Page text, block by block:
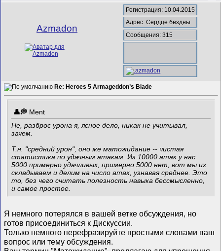
Azmadon
Регистрация: 10.04.2015
Адрес: Сердце бездны
Сообщения: 315
Re: Heroes 5 Armageddon’s Blade
Ment
Не, разброс урона я, ясное дело, никак не учитывал,
зачем.
Т.н. "средний урон", оно же матожидание -- чистая
статистика по удачным атакам. Из 10000 атак у нас
5000 примерно удачливых, примерно 5000 нет, вот мы их
складываем и делим на число атак, узнавая среднее. Это
то, без чего считать полезность навыка бессмысленно,
и самое простое.
Я немного потерялся в вашей ветке обсуждения, но
готов присоединиться к Дискуссии.
Только немного перефразируйте простыми словами ваш
вопрос или тему обсуждения.